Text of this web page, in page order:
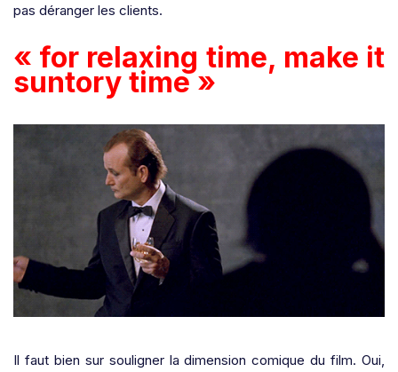
pas déranger les clients.
« for relaxing time, make it
suntory time »
Il faut bien sur souligner la dimension comique du film. Oui,